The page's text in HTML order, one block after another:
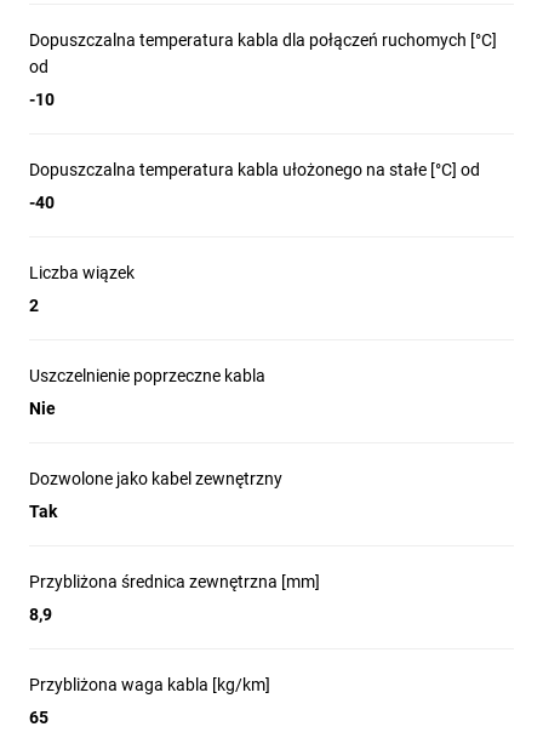
Dopuszczalna temperatura kabla dla połączeń ruchomych [°C]
od
-10
Dopuszczalna temperatura kabla ułożonego na stałe [°C] od
-40
Liczba wiązek
2
Uszczelnienie poprzeczne kabla
Nie
Dozwolone jako kabel zewnętrzny
Tak
Przybliżona średnica zewnętrzna [mm]
8,9
Przybliżona waga kabla [kg/km]
65